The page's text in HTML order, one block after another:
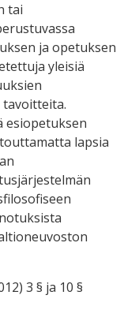
tai
ja opetuksen
yleisiä
esiopetuksen
lapsia
3 § ja 10 §